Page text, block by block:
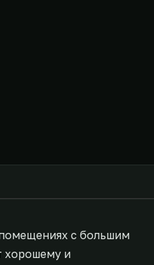
с большим
хорошему и